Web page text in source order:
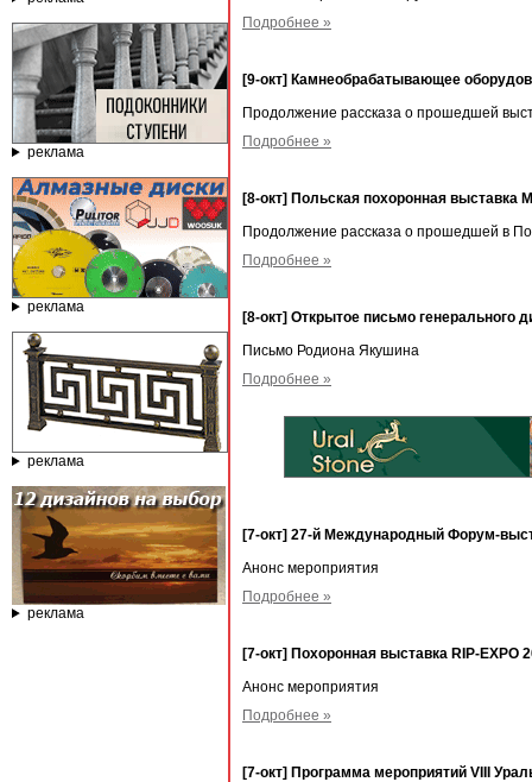
реклама
реклама
реклама
реклама
Подробнее »
[9-окт] Камнеобрабатывающее
Продолжение рассказа о прошедшей
Подробнее »
[8-окт] Польская похоронная выставка
Продолжение рассказа о прошедшей в
Подробнее »
[8-окт] Открытое письмо
Письмо Родиона Якушина
Подробнее »
[7-окт] 27-й Международный Форум-
Анонс мероприятия
Подробнее »
[7-окт] Похоронная выставка RIP-EXPO
Анонс мероприятия
Подробнее »
[7-окт] Программа мероприятий VIII